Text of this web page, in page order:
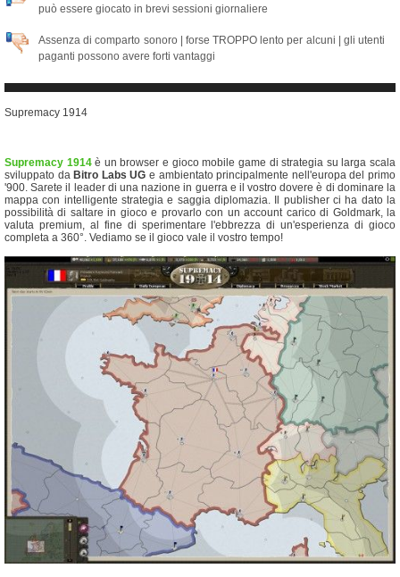
può essere giocato in brevi sessioni giornaliere
Assenza di comparto sonoro | forse TROPPO lento per alcuni | gli utenti
paganti possono avere forti vantaggi
Supremacy 1914
Supremacy 1914è un browser e gioco mobile game di strategia su larga scala
sviluppato daBitro Labs UG e ambientato principalmente nell'europa del primo
'900. Sarete il leader di una nazione in guerra e il vostro dovere è di dominare la
mappa con intelligente strategia e saggia diplomazia. Il publisher ci ha dato la
possibilità di saltare in gioco e provarlo con un account carico di Goldmark, la
valuta premium, al fine di sperimentare l'ebbrezza di un'esperienza di gioco
completa a 360°. Vediamo se il gioco vale il vostro tempo!